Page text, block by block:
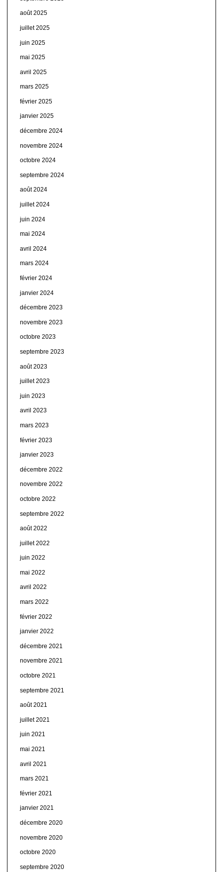
août 2025
juillet 2025
juin 2025
mai 2025
avril 2025
mars 2025
février 2025
janvier 2025
décembre 2024
novembre 2024
octobre 2024
septembre 2024
août 2024
juillet 2024
juin 2024
mai 2024
avril 2024
mars 2024
février 2024
janvier 2024
décembre 2023
novembre 2023
octobre 2023
septembre 2023
août 2023
juillet 2023
juin 2023
avril 2023
mars 2023
février 2023
janvier 2023
décembre 2022
novembre 2022
octobre 2022
septembre 2022
août 2022
juillet 2022
juin 2022
mai 2022
avril 2022
mars 2022
février 2022
janvier 2022
décembre 2021
novembre 2021
octobre 2021
septembre 2021
août 2021
juillet 2021
juin 2021
mai 2021
avril 2021
mars 2021
février 2021
janvier 2021
décembre 2020
novembre 2020
octobre 2020
septembre 2020